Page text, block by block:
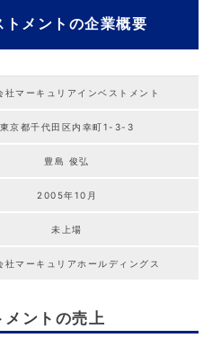
メントの企業概要
社マーキュリアインベストメント
東京都千代田区内幸町1-3-3
豊島 俊弘
2005年10月
未上場
社マーキュリアホールディングス
ントの売上